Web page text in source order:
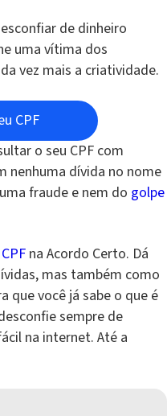
de dinheiro
uma vítima dos
vez mais a criatividade.
CPF
o seu CPF com
nenhuma dívida no nome
fraude e nem do golpe
na Acordo Certo. Dá
mas também como
que você já sabe o que é
sempre de
na internet. Até a